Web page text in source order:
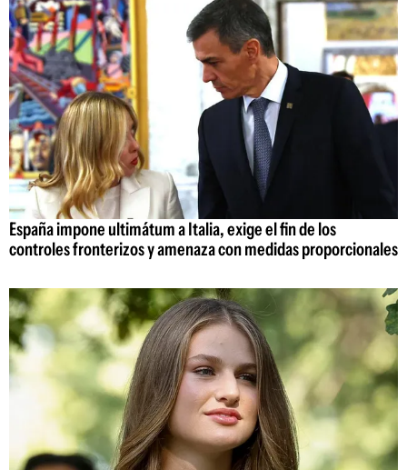
España impone ultimátum a Italia, exige el fin de los
controles fronterizos y amenaza con medidas proporcionales